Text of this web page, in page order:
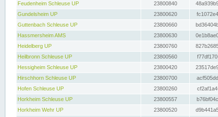
Feudenheim Schleuse UP
23800840
Gundelsheim UP
23800620
Guttenbach Schleuse UP
23800660
Hassmersheim AMS
23800630
Heidelberg UP
23800760
Heilbronn Schleuse UP
23800560
Hessigheim Schleuse UP
23800420
Hirschhorn Schleuse UP
23800700
Hofen Schleuse UP
23800260
Horkheim Schleuse UP
23800557
Horkheim Wehr UP
23800520